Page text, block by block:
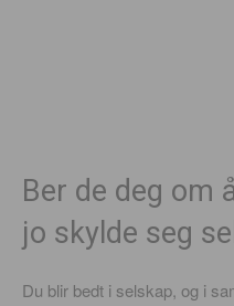
Ber de deg om
jo skylde seg
Du blir bedt i selskap, og i